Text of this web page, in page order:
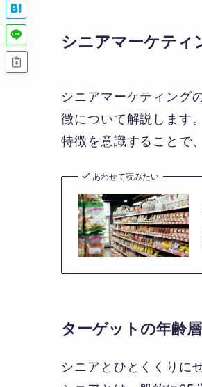
シニアマーケティ
シニアマーケティング
徴について解説します。
特徴を意識することで
あわせて読みたい
ターゲットの年齢
シニアとひとくくりに